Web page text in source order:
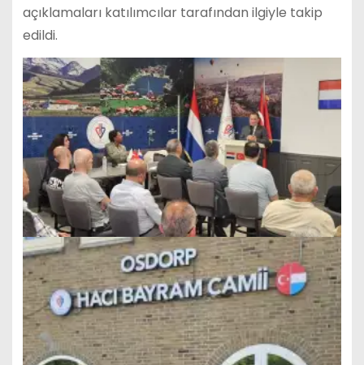
açıklamaları katılımcılar tarafından ilgiyle takip
edildi.